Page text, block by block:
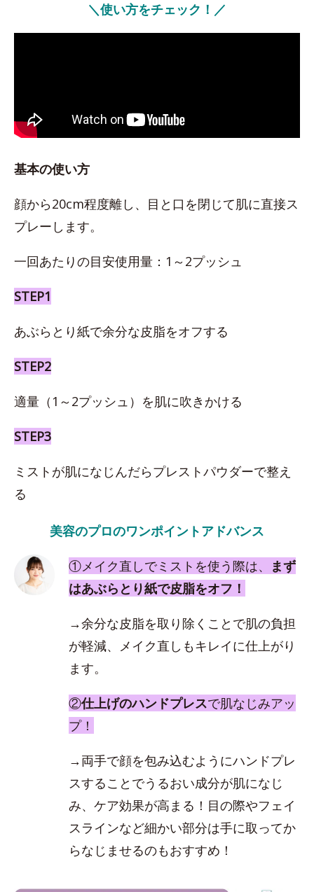
＼使い方をチェック！／
基本の使い方
顔から20cm程度離し、目と口を閉じて肌に直接ス
プレーします。
一回あたりの目安使用量：1～2プッシュ
STEP1
あぶらとり紙で余分な皮脂をオフする
STEP2
適量（1～2プッシュ）を肌に吹きかける
STEP3
ミストが肌になじんだらプレストパウダーで整え
る
美容のプロのワンポイントアドバンス
①メイク直しでミストを使う際は、
まず
はあぶらとり紙で皮脂をオフ！
→余分な皮脂を取り除くことで肌の負担
が軽減、メイク直しもキレイに仕上がり
ます。
②仕上げのハンドプレスで肌なじみアッ
プ！
→両手で顔を包み込むようにハンドプレ
スすることでうるおい成分が肌になじ
み、ケア効果が高まる！目の際やフェイ
スラインなど細かい部分は手に取ってか
らなじませるのもおすすめ！